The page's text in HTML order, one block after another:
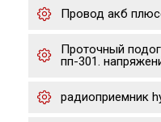
Провод акб
Проточный
пп-301.
радиоприемник